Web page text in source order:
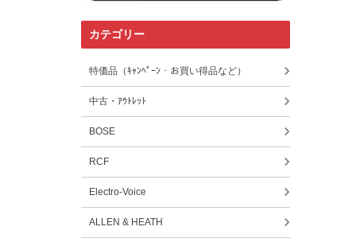
カテゴリー
特価品（ｷｬﾝﾍﾟｰﾝ・お買い得品など）
中古・ｱｳﾄﾚｯﾄ
BOSE
RCF
Electro-Voice
ALLEN & HEATH